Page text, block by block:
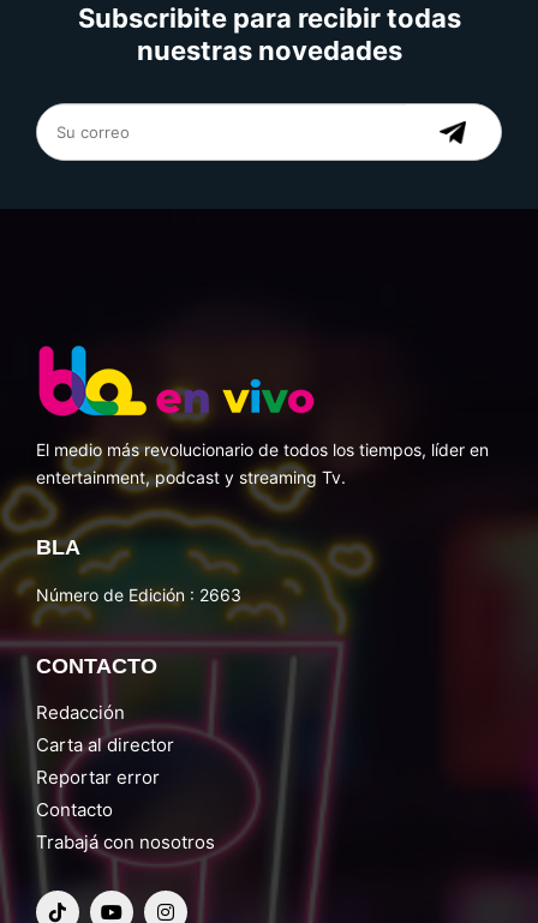
Subscribite para recibir todas
nuestras novedades
El medio más revolucionario de todos los tiempos, líder en
entertainment, podcast y streaming Tv.
BLA
Número de Edición : 2663
CONTACTO
Redacción
Carta al director
Reportar error
Contacto
Trabajá con nosotros